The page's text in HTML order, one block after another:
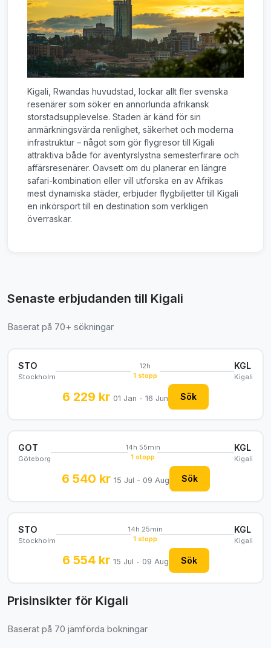
Kigali, Rwandas huvudstad, lockar allt fler svenska
resenärer som söker en annorlunda afrikansk
storstadsupplevelse. Staden är känd för sin
anmärkningsvärda renlighet, säkerhet och moderna
infrastruktur – något som gör flygresor till Kigali
attraktiva både för äventyrslystna semesterfirare och
affärsresenärer. Oavsett om du planerar en längre
safari-kombination eller vill utforska en av Afrikas
mest dynamiska städer, erbjuder flygbiljetter till Kigali
en inkörsport till en destination som verkligen
överraskar.
Senaste erbjudanden till Kigali
Baserat på 70+ sökningar
STO
Stockholm
12h
1 stopp
KGL
Kigali
6 229 kr 01 Jan - 16 Jun Sök
GOT
Göteborg
14h 55min
1 stopp
KGL
Kigali
6 540 kr 15 Jul - 09 Aug Sök
STO
Stockholm
14h 25min
1 stopp
KGL
Kigali
6 554 kr 15 Jul - 09 Aug Sök
Prisinsikter för Kigali
Baserat på 70 jämförda bokningar